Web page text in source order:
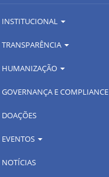
INSTITUCIONAL
TRANSPARÊNCIA
HUMANIZAÇÃO
GOVERNANÇA E COMPLIANCE
DOAÇÕES
EVENTOS
NOTÍCIAS